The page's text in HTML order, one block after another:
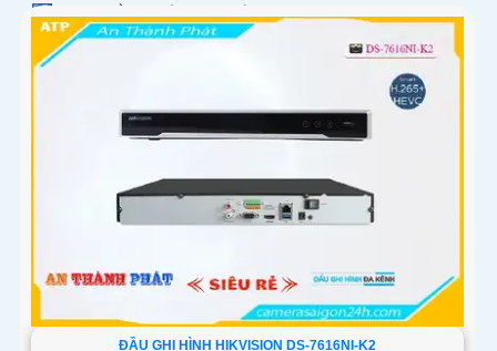
️🛃 Đặt Điểm :Công Nghệ AI.
ĐẦU GHI HÌNH HIKVISION DS-7616NI-K2